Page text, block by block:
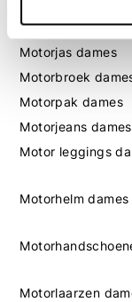
Motorkleding
Motorjas dames
Motorbroek
Motorpak dames
Motorjeans dames
Motor leggings
Motorhelm dames
Motorlaarzen